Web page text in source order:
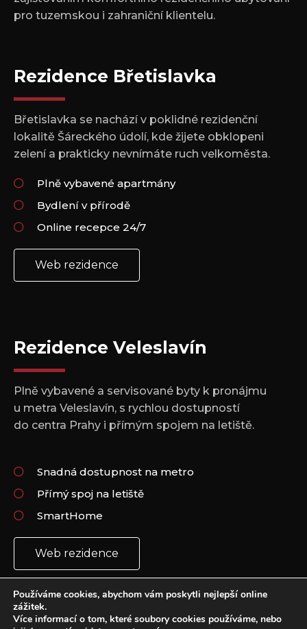
pro tuzemskou i zahraniční klientelu.
Rezidence Břetislavka
Břetislavka se nachází v poklidné rezidenční
lokalitě Šáreckého údolí, kde žijete obklopeni
zelení a prakticky nevnímáte ruch velkoměsta.
Plně vybavené apartmány
Bydlení v přírodě
Online recepce 24/7
Web rezidence
Rezidence Veleslavín
Plně vybavené a servisované byty k pronájmu
u metra Veleslavín, s rychlou dostupností
do centra Prahy i přímým spojem na letiště.
Snadná dostupnost na metro
Přímý spoj na letiště
SmartHome
Web rezidence
Používáme cookies, abychom vám poskytli nejlepší online
zážitek.
Více informací o tom, které soubory cookies používáme, nebo